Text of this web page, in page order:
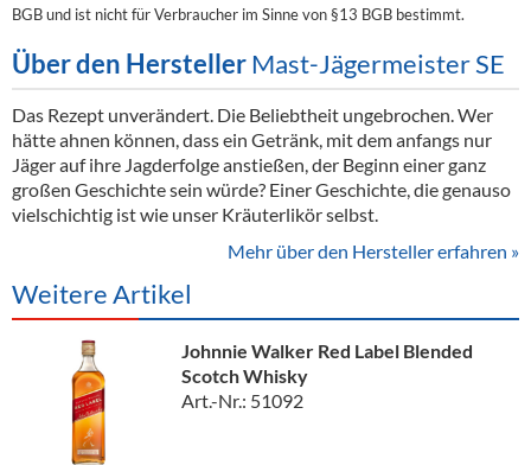
BGB und ist nicht für Verbraucher im Sinne von §13 BGB bestimmt.
Über den Hersteller Mast-Jägermeister SE
Das Rezept unverändert. Die Beliebtheit ungebrochen. Wer
hätte ahnen können, dass ein Getränk, mit dem anfangs nur
Jäger auf ihre Jagderfolge anstießen, der Beginn einer ganz
großen Geschichte sein würde? Einer Geschichte, die genauso
vielschichtig ist wie unser Kräuterlikör selbst.
Mehr über den Hersteller erfahren »
Weitere Artikel
Johnnie Walker Red Label Blended
Scotch Whisky
Art.-Nr.: 51092